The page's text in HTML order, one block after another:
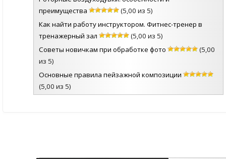
преимущества
(5,00 из 5)
Как найти работу инструктором. Фитнес-тренер в
тренажерный зал
(5,00 из 5)
Советы новичкам при обработке фото
(5,00
из 5)
Основные правила пейзажной композиции
(5,00 из 5)